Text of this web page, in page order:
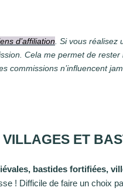
d’affiliation . Si vous
Cela me permet de
commissions n’influencent
ET
bastides fortifiées,
! Difficile de faire un choix